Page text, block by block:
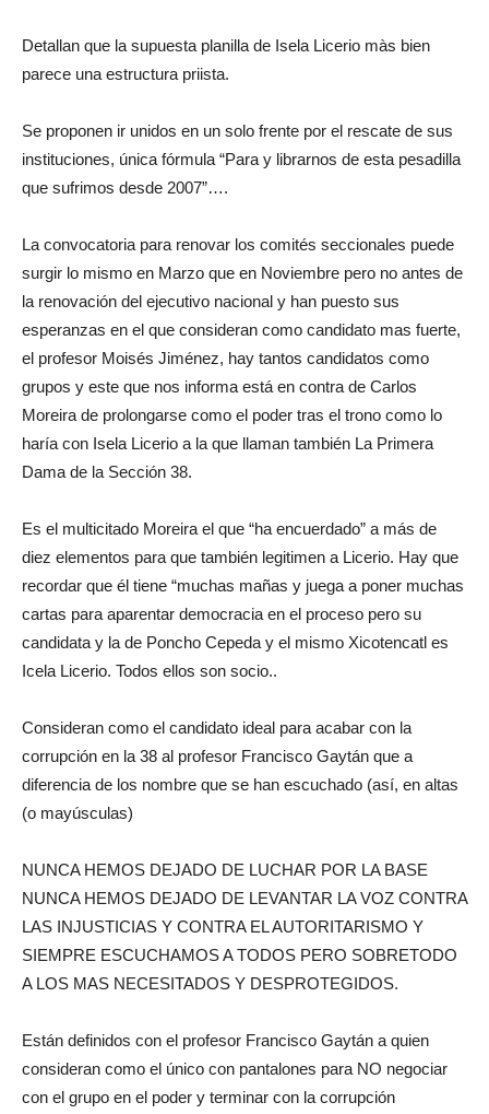
Detallan que la supuesta planilla de Isela Licerio màs bien
parece una estructura priista.
Se proponen ir unidos en un solo frente por el rescate de sus
instituciones, única fórmula “Para y librarnos de esta pesadilla
que sufrimos desde 2007”….
La convocatoria para renovar los comités seccionales puede
surgir lo mismo en Marzo que en Noviembre pero no antes de
la renovación del ejecutivo nacional y han puesto sus
esperanzas en el que consideran como candidato mas fuerte,
el profesor Moisés Jiménez, hay tantos candidatos como
grupos y este que nos informa está en contra de Carlos
Moreira de prolongarse como el poder tras el trono como lo
haría con Isela Licerio a la que llaman también La Primera
Dama de la Sección 38.
Es el multicitado Moreira el que “ha encuerdado” a más de
diez elementos para que también legitimen a Licerio. Hay que
recordar que él tiene “muchas mañas y juega a poner muchas
cartas para aparentar democracia en el proceso pero su
candidata y la de Poncho Cepeda y el mismo Xicotencatl es
Icela Licerio. Todos ellos son socio..
Consideran como el candidato ideal para acabar con la
corrupción en la 38 al profesor Francisco Gaytán que a
diferencia de los nombre que se han escuchado (así, en altas
(o mayúsculas)
NUNCA HEMOS DEJADO DE LUCHAR POR LA BASE
NUNCA HEMOS DEJADO DE LEVANTAR LA VOZ CONTRA
LAS INJUSTICIAS Y CONTRA EL AUTORITARISMO Y
SIEMPRE ESCUCHAMOS A TODOS PERO SOBRETODO
A LOS MAS NECESITADOS Y DESPROTEGIDOS.
Están definidos con el profesor Francisco Gaytán a quien
consideran como el único con pantalones para NO negociar
con el grupo en el poder y terminar con la corrupción